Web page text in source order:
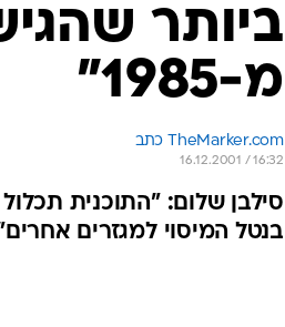
ביותר
מ-1985"
TheMarker.com כתב
16.12.2001 / 16:32
סילבן שלום: "התוכנית
בנטל המיסוי למגזרים